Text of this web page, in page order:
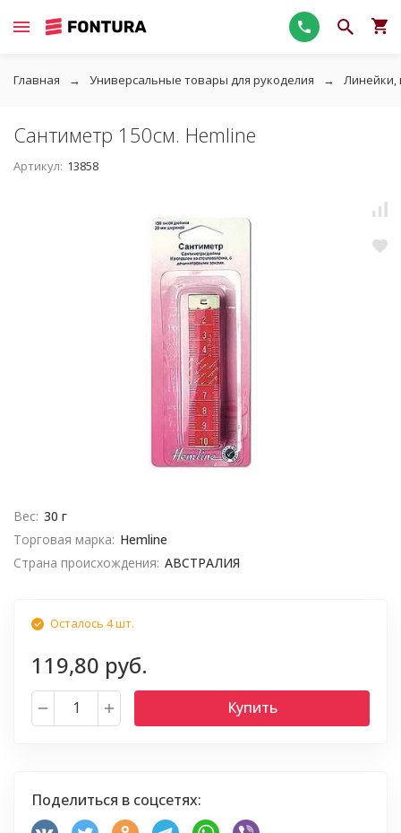
Главная Универсальные товары для рукоделия Линейки,
Сантиметр 150см. Hemline
Артикул: 13858
Вес: 30 г
Торговая марка: Hemline
Страна происхождения: АВСТРАЛИЯ
Осталось 4 шт.
119,80 руб.
Купить
Поделиться в соцсетях: